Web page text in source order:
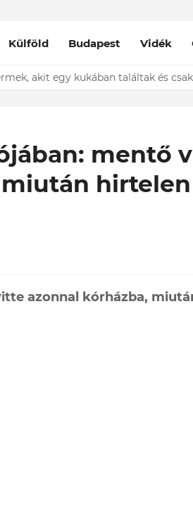
Külföld Budapest Vidék
Engem meg mindenki bolondnak
mentő
hirtelen
azonnal kórházba,